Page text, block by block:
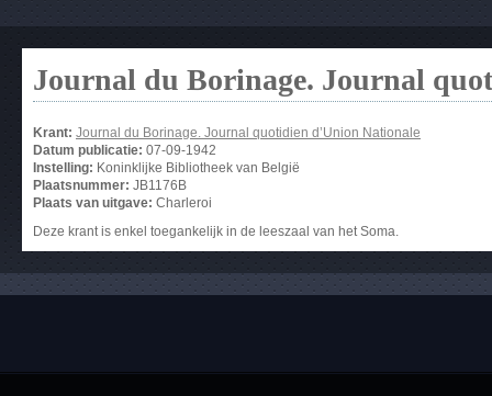
Journal du Borinage. Journal
Krant: Journal du Borinage. Journal quotidien d’Union Nationale
Datum publicatie: 07-09-1942
Instelling: Koninklijke Bibliotheek van België
Plaatsnummer: JB1176B
Plaats van uitgave: Charleroi
Deze krant is enkel toegankelijk in de leeszaal van het Soma.